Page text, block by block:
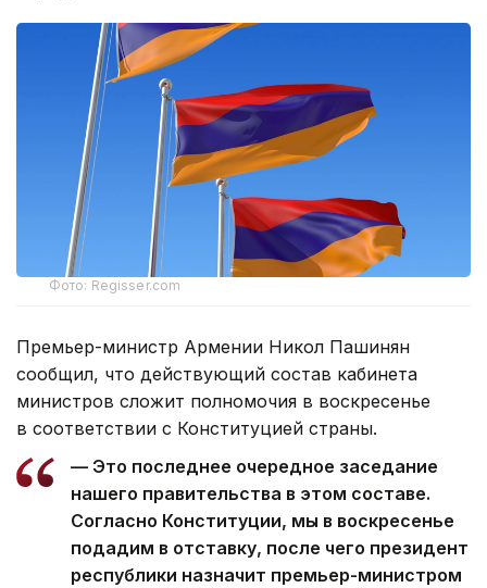
Фото: Regisser.com
Премьер-министр Армении Никол Пашинян
сообщил, что действующий состав кабинета
министров сложит полномочия в воскресенье
в соответствии с Конституцией страны.
— Это последнее очередное заседание
нашего правительства в этом составе.
Согласно Конституции, мы в воскресенье
подадим в отставку, после чего президент
республики назначит премьер-министром